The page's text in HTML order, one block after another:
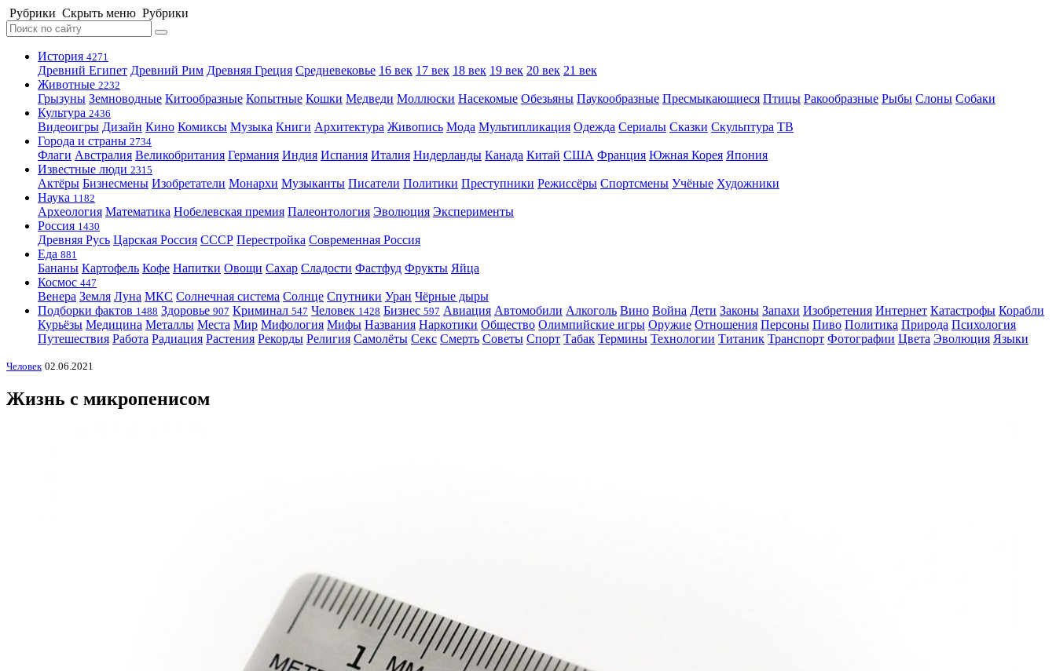
Рубрики Скрыть меню Рубрики
История 4271
Древний Египет Древний Рим Древняя Греция Средневековье 16 век 17 век 18 век 19 век 20 век 21 век
Животные 2232
Грызуны Земноводные Китообразные Копытные Кошки Медведи Моллюски Насекомые Обезьяны Паукообразные Пресмыкающиеся Птицы Ракообразные Рыбы Слоны Собаки
Культура 2436
Видеоигры Дизайн Кино Комиксы Музыка Книги Архитектура Живопись Мода Мультипликация Одежда Сериалы Сказки Скульптура ТВ
Города и страны 2734
Флаги Австралия Великобритания Германия Индия Испания Италия Нидерланды Канада Китай США Франция Южная Корея Япония
Известные люди 2315
Актёры Бизнесмены Изобретатели Монархи Музыканты Писатели Политики Преступники Режиссёры Спортсмены Учёные Художники
Наука 1182
Археология Математика Нобелевская премия Палеонтология Эволюция Эксперименты
Россия 1430
Древняя Русь Царская Россия СССР Перестройка Современная Россия
Еда 881
Бананы Картофель Кофе Напитки Овощи Сахар Сладости Фастфуд Фрукты Яйца
Космос 447
Венера Земля Луна МКС Солнечная система Солнце Спутники Уран Чёрные дыры
Подборки фактов 1488 Здоровье 907 Криминал 547 Человек 1428 Бизнес 597 Авиация Автомобили Алкоголь Вино Война Дети Законы Запахи Изобретения Интернет Катастрофы Корабли
Курьёзы Медицина Металлы Места Мир Мифология Мифы Названия Наркотики Общество Олимпийские игры Оружие Отношения Персоны Пиво Политика Природа Психология
Путешествия Работа Радиация Растения Рекорды Религия Самолёты Секс Смерть Советы Спорт Табак Термины Технологии Титаник Транспорт Фотографии Цвета Эволюция Языки
Человек 02.06.2021
Жизнь с микропенисом